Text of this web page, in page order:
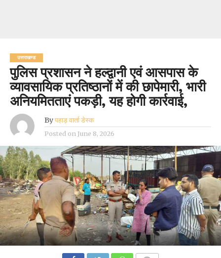
उत्तराखण्ड
पुलिस प्रशासन ने हल्द्वानी एवं आसपास के
व्यावसायिक प्रतिष्ठानों में की छापेमारी, भारी
अनियमितताएं पकड़ी, यह होगी कार्रवाई,
Byपहाड़ वार्ता डेस्क
Posted on June 8, 2026